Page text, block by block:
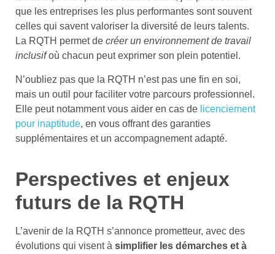
que les entreprises les plus performantes sont souvent
celles qui savent valoriser la diversité de leurs talents.
La RQTH permet de créer un environnement de travail
inclusifoù chacun peut exprimer son plein potentiel.
N’oubliez pas que la RQTH n’est pas une fin en soi,
mais un outil pour faciliter votre parcours professionnel.
Elle peut notamment vous aider en cas de licenciement
pour inaptitude, en vous offrant des garanties
supplémentaires et un accompagnement adapté.
Perspectives et enjeux
futurs de la RQTH
L’avenir de la RQTH s’annonce prometteur, avec des
évolutions qui visent à simplifier les démarches et à